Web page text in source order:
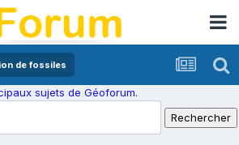
de fossiles
sujets de Géoforum.